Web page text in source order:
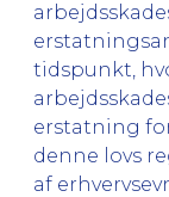
tidspunkt,
erstatning
denne lovs
af